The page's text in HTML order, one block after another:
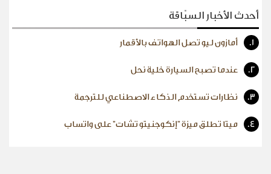
أحدث الأخبار السبّاقة
1. أمازون ليو تصل الهواتف بالأقمار
2. عندما تصبح السيارة خلية نحل
3. نظارات تستخدم الذكاء الاصطناعي للترجمة
4. ميتا تطلق ميزة "إنكوجنيتو تشات" على واتساب